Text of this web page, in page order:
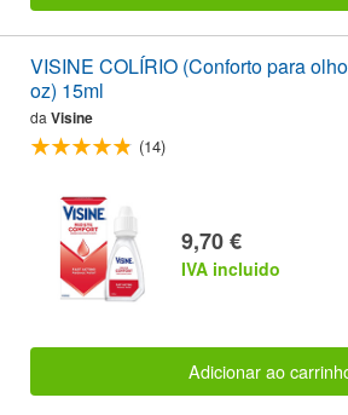
VISINE COLÍRIO (Conforto para
oz) 15ml
da Visine
(14)
9,70 €
IVA incluido
Adicionar ao